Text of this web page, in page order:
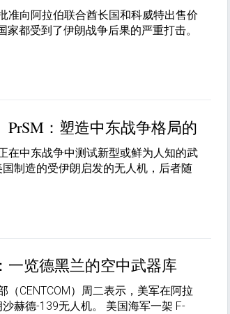
准向阿拉伯联合酋长国和科威特出售价
都受到了伊朗战争后果的严重打击。
：塑造中东战争格局的
在中东战争中测试新型或鲜为人知的武
制造的受伊朗启发的无人机，后者随
一览德黑兰的空中武器库
CENTCOM）周二表示，美军在阿拉
赫德-139无人机。 美国海军一架 F-